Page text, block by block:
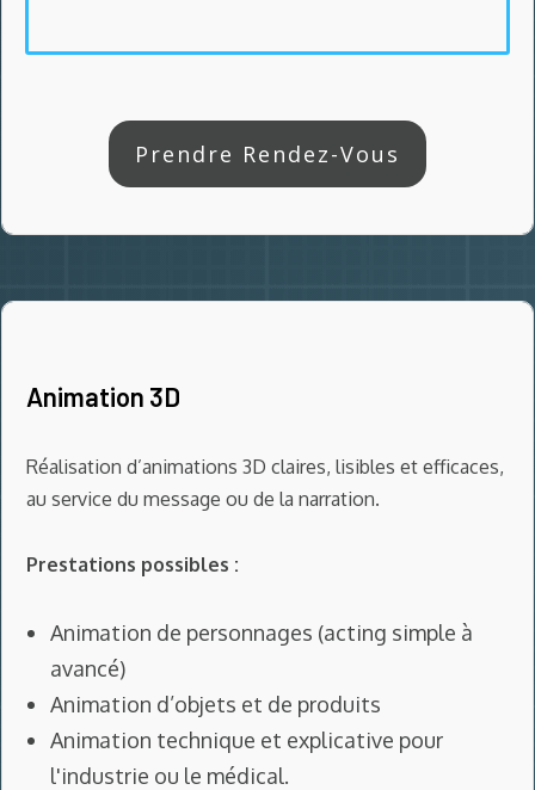
Prendre Rendez-Vous
Animation 3D
Réalisation d’animations 3D claires, lisibles et efficaces,
au service du message ou de la narration.
Prestations possibles :
Animation de personnages (acting simple à
avancé)
Animation d’objets et de produits
Animation technique et explicative pour
l'industrie ou le médical.